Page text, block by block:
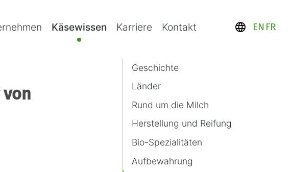
Käsewissen Karriere Kontakt language EN FR
Navigation
Geschichte
Länder
Rund um die Milch
Herstellung und Reifung
Bio-Spezialitäten
Aufbewahrung